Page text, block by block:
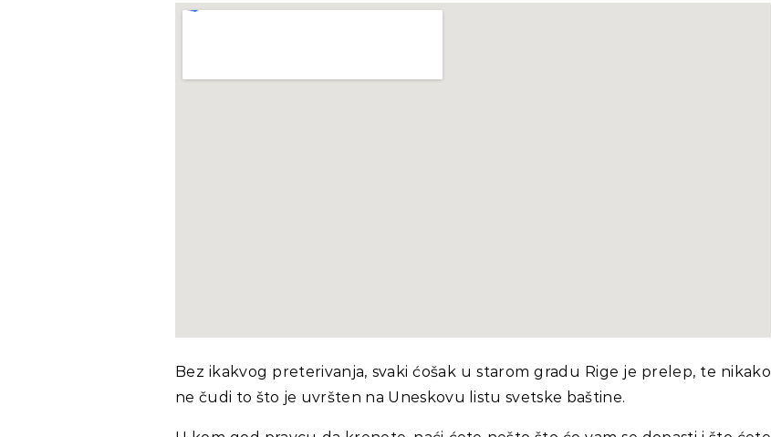
Bez ikakvog preterivanja, svaki ćošak u starom gradu Rige je prelep, te nikako
ne čudi to što je uvršten na Uneskovu listu svetske baštine.